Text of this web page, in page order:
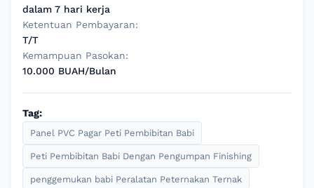
dalam 7 hari kerja
Ketentuan Pembayaran:
T/T
Kemampuan Pasokan:
10.000 BUAH/Bulan
Tag:
Panel PVC Pagar Peti Pembibitan Babi
Peti Pembibitan Babi Dengan Pengumpan Finishing
penggemukan babi Peralatan Peternakan Ternak